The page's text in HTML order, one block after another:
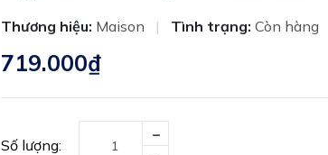
Thương hiệu: Maison | Tình trạng: Còn hàng
719.000₫
Số lượng: